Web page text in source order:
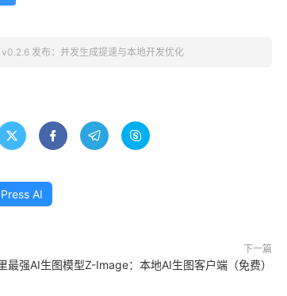
发布：并发生成提速与本地开发优化
   
AI
下一篇
最强AI生图模型Z-Image：本地AI生图客户端（免费）